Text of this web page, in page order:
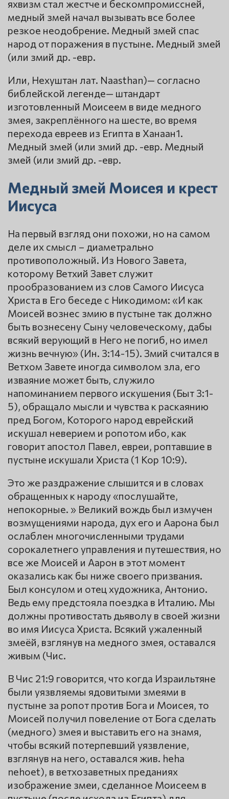
яхвизм стал жестче и бескомпромиссней,
медный змей начал вызывать все более
резкое неодобрение. Медный змей спас
народ от поражения в пустыне. Медный змей
(или змий др. -евр.
Или, Нехуштан лат. Naasthan)— согласно
библейской легенде— штандарт
изготовленный Моисеем в виде медного
змея, закреплённого на шесте, во время
перехода евреев из Египта в Ханаан1.
Медный змей (или змий др. -евр. Медный
змей (или змий др. -евр.
Медный змей Моисея и крест
Иисуса
На первый взгляд они похожи, но на самом
деле их смысл – диаметрально
противоположный. Из Нового Завета,
которому Ветхий Завет служит
прообразованием из слов Самого Иисуса
Христа в Его беседе с Никодимом: «И как
Моисей вознес змию в пустыне так должно
быть вознесену Сыну человеческому, дабы
всякий верующий в Него не погиб, но имел
жизнь вечную» (Ин. 3:14-15). Змий считался в
Ветхом Завете иногда символом зла, его
изваяние может быть, служило
напоминанием первого искушения (Быт 3:1-
5), обращало мысли и чувства к раскаянию
пред Богом, Которого народ еврейский
искушал неверием и ропотом ибо, как
говорит апостол Павел, евреи, роптавшие в
пустыне искушали Христа (1 Кор 10:9).
Это же раздражение слышится и в словах
обращенных к народу «послушайте,
непокорные. » Великий вождь был измучен
возмущениями народа, дух его и Аарона был
ослаблен многочисленными трудами
сорокалетнего управления и путешествия, но
все же Моисей и Аарон в этот момент
оказались как бы ниже своего призвания.
Был консулом и отец художника, Антонио.
Ведь ему предстояла поездка в Италию. Мы
должны противостать дьяволу в своей жизни
во имя Иисуса Христа. Всякий ужаленный
змеёй, взглянув на медного змея, оставался
живым (Чис.
В Чис 21:9 говорится, что когда Израильтяне
были уязвляемы ядовитыми змеями в
пустыне за ропот против Бога и Моисея, то
Моисей получил повеление от Бога сделать
(медного) змея и выставить его на знамя,
чтобы всякий потерпевший уязвление,
взглянув на него, оставался жив. hеha
nеhoet), в ветхозаветных преданиях
изображение змеи, сделанное Моисеем в